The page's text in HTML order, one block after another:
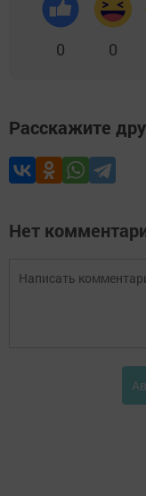
0 0
Расскажите
Нет